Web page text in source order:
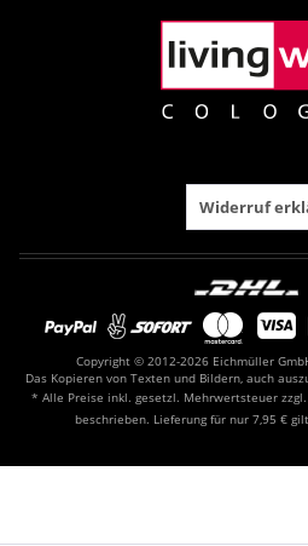
Widerruf
Copyright © 2012-2026 Eichmüller
Das Kopieren von Texten und Bildern, auch
* Alle Preise inkl. gesetzl. Mehrwertsteuer zzgl.
beschrieben. Lieferung für nur 7,95 €